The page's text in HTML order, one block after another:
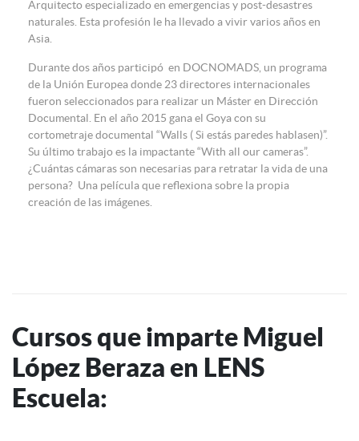
Arquitecto especializado en emergencias y post-desastres
naturales. Esta profesión le ha llevado a vivir varios años en
Asia.
Durante dos años participó en DOCNOMADS, un programa
de la Unión Europea donde 23 directores internacionales
fueron seleccionados para realizar un Máster en Dirección
Documental. En el año 2015 gana el Goya con su
cortometraje documental “Walls ( Si estás paredes hablasen)”.
Su último trabajo es la impactante “With all our cameras”.
¿Cuántas cámaras son necesarias para retratar la vida de una
persona? Una película que reflexiona sobre la propia
creación de las imágenes.
Cursos que imparte Miguel
López Beraza en LENS
Escuela: